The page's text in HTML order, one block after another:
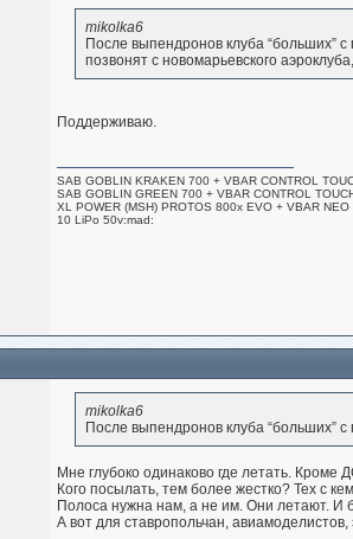
mikolka6
После выпендронов клуба “больших”
позвонят с новомарьевского
Поддерживаю.
SAB GOBLIN KRAKEN 700 + VBAR CONTROL
SAB GOBLIN GREEN 700 + VBAR CONTROL
XL POWER (MSH) PROTOS 800x EVO + VBAR
10 LiPo 50v:mad:
mikolka6
После выпендронов клуба “больших”
Мне глубоко одинаково где летать.
Кого посылать, тем более жестко? Тех с
Полоса нужна нам, а не им. Они летают. И
А вот для ставропольчан,